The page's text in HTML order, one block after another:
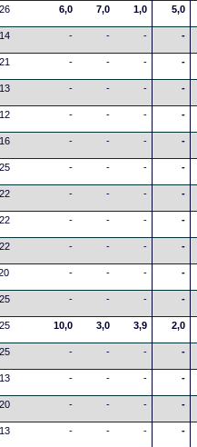
6,0 7,0 1,0 5,0
- - - -
- - - -
- - - -
- - - -
- - - -
- - - -
- - - -
- - - -
- - - -
- - - -
- - - -
10,0 3,0 3,9 2,0
- - - -
- - - -
- - - -
- - - -